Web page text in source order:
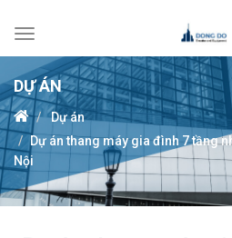
Toggle
navigation
DỰ ÁN
Dự án
Dự án thang máy gia đình 7 tầng
Nội